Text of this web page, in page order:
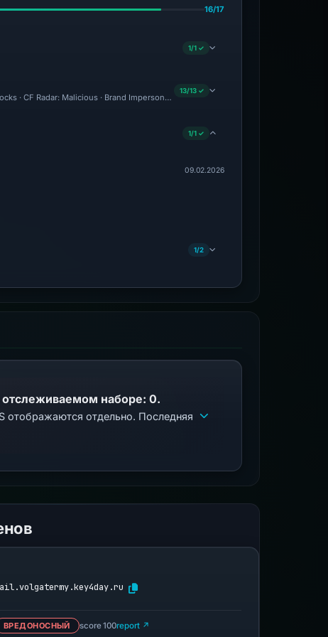
16/17
1/1 ✓
· CF Radar: Malicious · Brand Impersonation · Forensic Evidence Collected ·
13/13 ✓
1/1 ✓
09.02.2026
1/2
отслеживаемом наборе: 0.
отображаются отдельно. Последняя
ВРЕДОНОСНЫЙ score 100report ↗